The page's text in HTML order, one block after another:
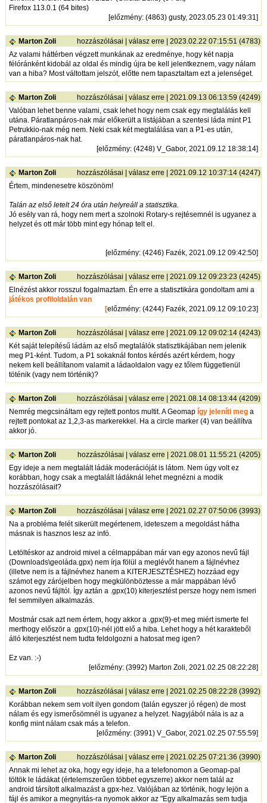
Firefox 113.0.1 (64 bites)
[előzmény: (4863) gusty, 2023.05.23 01:49:31]
Marton Zoli hozzászólásai |válasz erre | 2023.02.22 07:15:51 (4783)
Az valami háttérben végzett munkának az eredménye, hogy két napja
félóránként kidobál az oldal és mindig újra be kell jelentkeznem, vagy nálam
van a hiba? Most váltottam jelszót, előtte nem tapasztaltam ezt a jelenséget.
Marton Zoli hozzászólásai |válasz erre | 2021.09.13 06:13:59 (4249)
Valóban lehet benne valami, csak lehet hogy nem csak egy megtalálás kell
utána. Páratlanpáros-nak már előkerült a listájában a szentesi láda mint P1
Petrukkio-nak még nem. Neki csak két megtalálása van a P1-es után,
páratlanpáros-nak hat.
[előzmény: (4248) V_Gabor, 2021.09.12 18:38:14]
Marton Zoli hozzászólásai |válasz erre | 2021.09.12 10:37:14 (4247)
Értem, mindenesetre köszönöm!
Talán az első letelt 24 óra után helyreáll a statisztika.
Jó esély van rá, hogy nem mert a szolnoki Rotary-s rejtésemnél is ugyanez a
helyzet és ott már több mint egy hónap telt el.
[előzmény: (4246) Fazék, 2021.09.12 09:42:50]
Marton Zoli hozzászólásai |válasz erre | 2021.09.12 09:23:23 (4245)
Elnézést akkor rosszul fogalmaztam. Én erre a statisztikára gondoltam ami a
játékos profiloldalán van
[előzmény: (4244) Fazék, 2021.09.12 09:10:23]
Marton Zoli hozzászólásai |válasz erre | 2021.09.12 09:02:14 (4243)
Két saját telepítésű ládám az első megtalálók statisztikájában nem jelenik
meg P1-ként. Tudom, a P1 sokaknál fontos kérdés azért kérdem, hogy
nekem kell beállítanom valamit a ládaoldalon vagy ez tőlem függetlenül
töténik (vagy nem történik)?
Marton Zoli hozzászólásai |válasz erre | 2021.08.14 08:13:44 (4209)
Nemrég megcsináltam egy rejtett pontos multit. A Geomapígy jeleníti meg a
rejtett pontokat az 1,2,3-as markerekkel. Ha a circle marker (4) van beállítva
akkor jó.
Marton Zoli hozzászólásai |válasz erre | 2021.08.01 11:55:21 (4205)
Egy ideje a nem megtalált ládák moderációját is látom. Nem úgy volt ez
korábban, hogy csak a megtalált ládáknál lehet megnézni a modik
hozzászólásait?
Marton Zoli hozzászólásai |válasz erre | 2021.02.27 07:50:06 (3993)
Na a probléma felét sikerült megértenem, ideteszem a megoldást hátha
másnak is hasznos lesz az infó.
Letöltéskor az android mivel a célmappában már van egy azonos nevű fájl
(Downloads\geoláda.gpx) nem írja fölül a meglévőt hanem a fájlnévhez
(illetve nem is a fájlnévhez hanem a KITERJESZTÉSHEZ) hozzáad egy
számot egy zárójelben hogy megkülönböztesse a már mappában lévő
azonos nevű fájltól. Így aztán a .gpx(10) kiterjesztést persze hogy nem ismeri
fel semmilyen alkalmazás.
Mostmár csak azt nem értem, hogy akkor a .gpx(9)-et meg miért ismerte fel
merthogy először a .gpx(10)-nél jött elő a hiba. Lehet hogy a hét karakteből
álló kiterjesztést nem tudta feldolgozni a hatosat meg igen?
Ez van. :-)
[előzmény: (3992) Marton Zoli, 2021.02.25 08:22:28]
Marton Zoli hozzászólásai |válasz erre | 2021.02.25 08:22:28 (3992)
Korábban nekem sem volt ilyen gondom (talán egyszer jó régen) de most
nálam és egy ismerősömnél is ugyanez a helyzet. Nagyjából nála is az a
konfig mint nálam csak más a telefon.
[előzmény: (3991) V_Gabor, 2021.02.25 07:55:59]
Marton Zoli hozzászólásai |válasz erre | 2021.02.25 07:21:36 (3990)
Annak mi lehet az oka, hogy egy ideje, ha a telefonomon a Geomap-pal
töltök le ládákat (értelemszerűen többet egyszerre) akkor nem talál az
android társított alkalmazást a gpx-hez. Valójában az történik, hogy lejön a
fájl és amikor a megnyitás-ra nyomok akkor az "Egy alkalmazás sem tudja